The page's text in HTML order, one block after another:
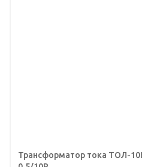
Трансформатор тока ТОЛ-